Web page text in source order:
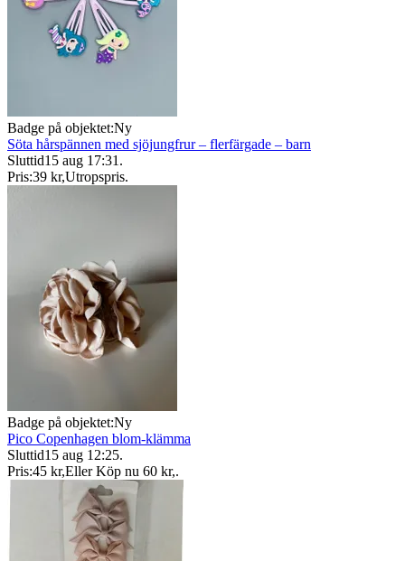
Badge på objektet:Ny
Söta hårspännen med sjöjungfrur – flerfärgade – barn
Sluttid15 aug 17:31 .
Pris:39 kr,Utropspris.
Badge på objektet:Ny
Pico Copenhagen blom-klämma
Sluttid15 aug 12:25.
Pris:45 kr,Eller Köp nu 60 kr,.